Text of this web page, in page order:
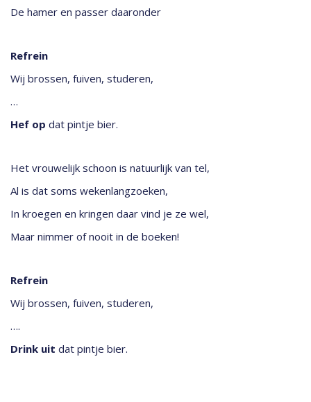
De hamer en passer daaronder
Refrein
Wij brossen, fuiven, studeren,
…
Hef op dat pintje bier.
Het vrouwelijk schoon is natuurlijk van tel,
Al is dat soms wekenlangzoeken,
In kroegen en kringen daar vind je ze wel,
Maar nimmer of nooit in de boeken!
Refrein
Wij brossen, fuiven, studeren,
….
Drink uit dat pintje bier.